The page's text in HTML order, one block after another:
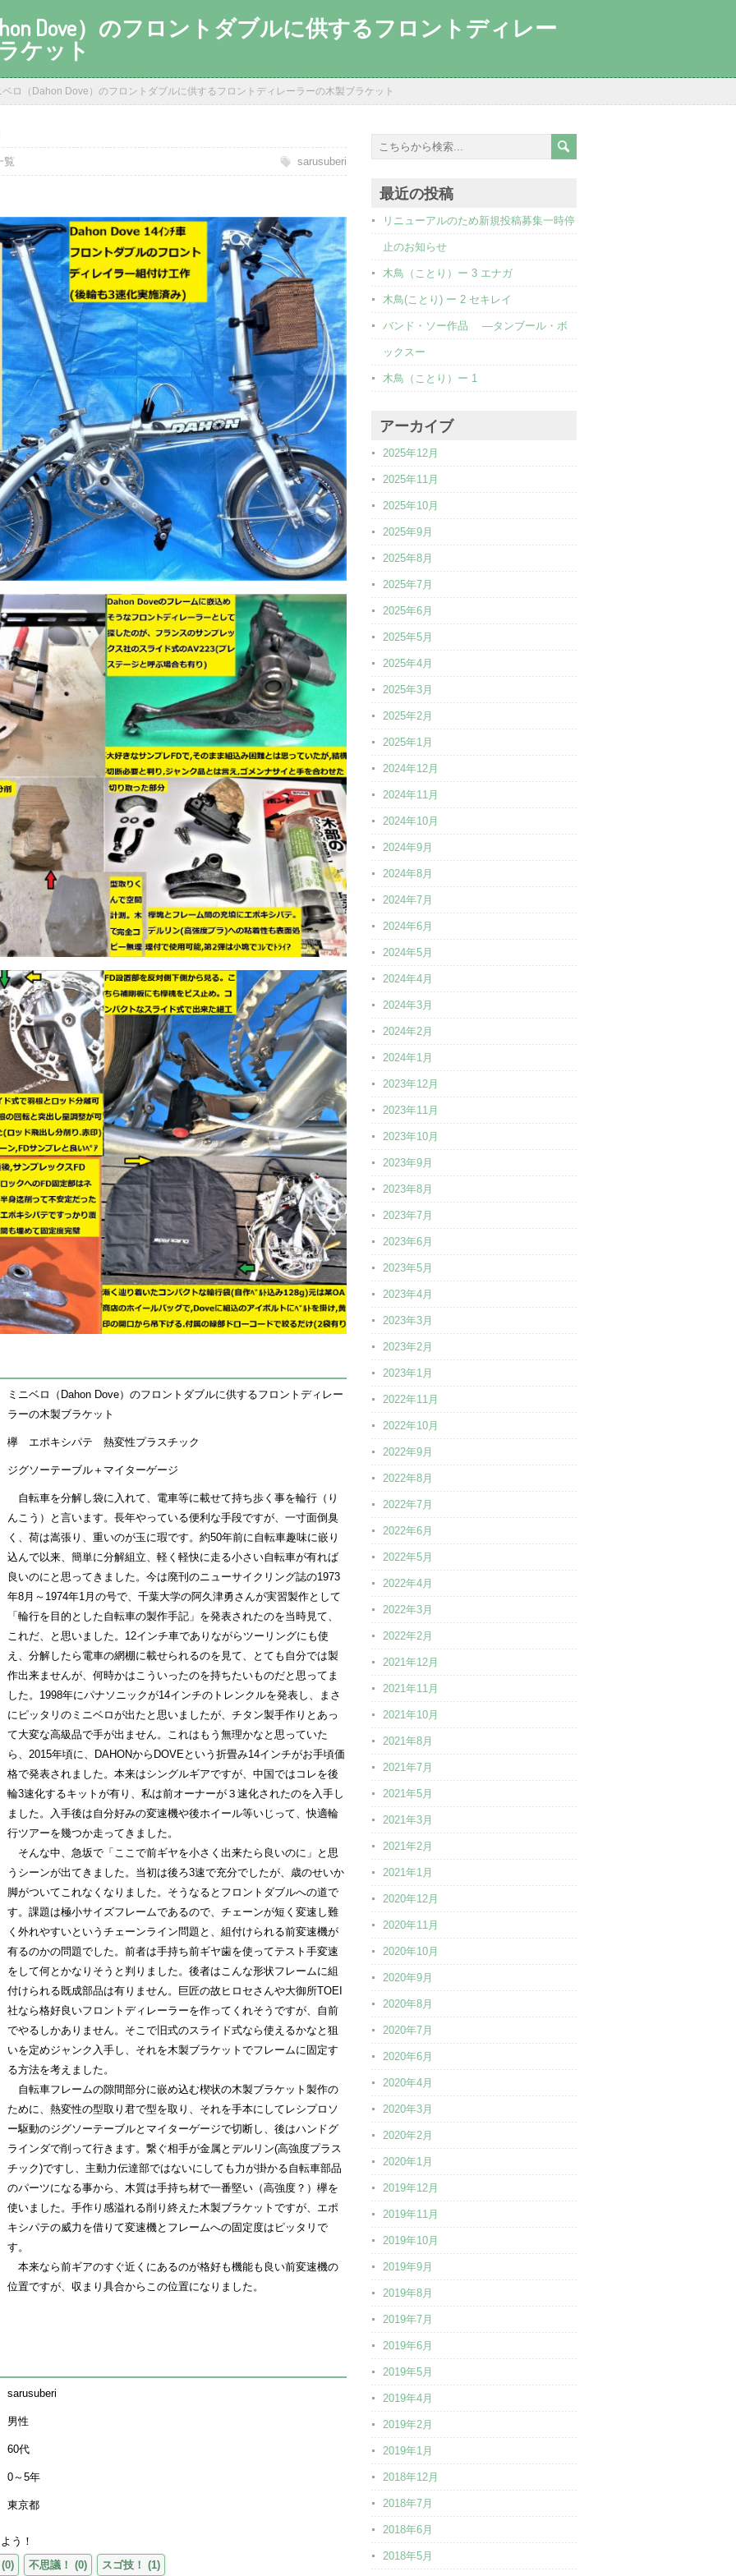
Dove）のフロントダブルに供するフロントディレー
ケット
ベロ（Dahon Dove）のフロントダブルに供するフロントディレーラーの木製ブラケット
覧 sarusuberi
ミニベロ（Dahon Dove）のフロントダブルに供するフロントディレー
ラーの木製ブラケット
欅 エポキシパテ 熱変性プラスチック
ジグソーテーブル＋マイターゲージ
自転車を分解し袋に入れて、電車等に載せて持ち歩く事を輪行（り
んこう）と言います。長年やっている便利な手段ですが、一寸面倒臭
く、荷は嵩張り、重いのが玉に瑕です。約50年前に自転車趣味に嵌り
込んで以来、簡単に分解組立、軽く軽快に走る小さい自転車が有れば
良いのにと思ってきました。今は廃刊のニューサイクリング誌の1973
年8月～1974年1月の号で、千葉大学の阿久津勇さんが実習製作として
「輪行を目的とした自転車の製作手記」を発表されたのを当時見て、
これだ、と思いました。12インチ車でありながらツーリングにも使
え、分解したら電車の網棚に載せられるのを見て、とても自分では製
作出来ませんが、何時かはこういったのを持ちたいものだと思ってま
した。1998年にパナソニックが14インチのトレンクルを発表し、まさ
にピッタリのミニベロが出たと思いましたが、チタン製手作りとあっ
て大変な高級品で手が出ません。これはもう無理かなと思っていた
ら、2015年頃に、DAHONからDOVEという折畳み14インチがお手頃価
格で発表されました。本来はシングルギアですが、中国ではコレを後
輪3速化するキットが有り、私は前オーナーが３速化されたのを入手し
ました。入手後は自分好みの変速機や後ホイール等いじって、快適輪
行ツアーを幾つか走ってきました。
そんな中、急坂で「ここで前ギヤを小さく出来たら良いのに」と思
うシーンが出てきました。当初は後ろ3速で充分でしたが、歳のせいか
脚がついてこれなくなりました。そうなるとフロントダブルへの道で
す。課題は極小サイズフレームであるので、チェーンが短く変速し難
く外れやすいというチェーンライン問題と、組付けられる前変速機が
有るのかの問題でした。前者は手持ち前ギヤ歯を使ってテスト手変速
をして何とかなりそうと判りました。後者はこんな形状フレームに組
付けられる既成部品は有りません。巨匠の故ヒロセさんや大御所TOEI
社なら格好良いフロントディレーラーを作ってくれそうですが、自前
でやるしかありません。そこで旧式のスライド式なら使えるかなと狙
いを定めジャンク入手し、それを木製ブラケットでフレームに固定す
る方法を考えました。
自転車フレームの隙間部分に嵌め込む楔状の木製ブラケット製作の
ために、熱変性の型取り君で型を取り、それを手本にしてレシプロソ
ー駆動のジグソーテーブルとマイターゲージで切断し、後はハンドグ
ラインダで削って行きます。繋ぐ相手が金属とデルリン(高強度プラス
チック)ですし、主動力伝達部ではないにしても力が掛かる自転車部品
のパーツになる事から、木質は手持ち材で一番堅い（高強度？）欅を
使いました。手作り感溢れる削り終えた木製ブラケットですが、エポ
キシパテの威力を借りて変速機とフレームへの固定度はピッタリで
す。
本来なら前ギアのすぐ近くにあるのが格好も機能も良い前変速機の
位置ですが、収まり具合からこの位置になりました。
sarusuberi
男性
60代
0～5年
東京都
う！
(0) 不思議！ (0) スゴ技！ (1)
最近の投稿
リニューアルのため新規投稿募集一時停
止のお知らせ
木鳥（ことり）ー 3 エナガ
木鳥(ことり) ー 2 セキレイ
バンド・ソー作品 ―タンブール・ボ
ックスー
木鳥（ことり）ー 1
アーカイブ
2025年12月
2025年11月
2025年10月
2025年9月
2025年8月
2025年7月
2025年6月
2025年5月
2025年4月
2025年3月
2025年2月
2025年1月
2024年12月
2024年11月
2024年10月
2024年9月
2024年8月
2024年7月
2024年6月
2024年5月
2024年4月
2024年3月
2024年2月
2024年1月
2023年12月
2023年11月
2023年10月
2023年9月
2023年8月
2023年7月
2023年6月
2023年5月
2023年4月
2023年3月
2023年2月
2023年1月
2022年11月
2022年10月
2022年9月
2022年8月
2022年7月
2022年6月
2022年5月
2022年4月
2022年3月
2022年2月
2021年12月
2021年11月
2021年10月
2021年8月
2021年7月
2021年5月
2021年3月
2021年2月
2021年1月
2020年12月
2020年11月
2020年10月
2020年9月
2020年8月
2020年7月
2020年6月
2020年4月
2020年3月
2020年2月
2020年1月
2019年12月
2019年11月
2019年10月
2019年9月
2019年8月
2019年7月
2019年6月
2019年5月
2019年4月
2019年2月
2019年1月
2018年12月
2018年7月
2018年6月
2018年5月